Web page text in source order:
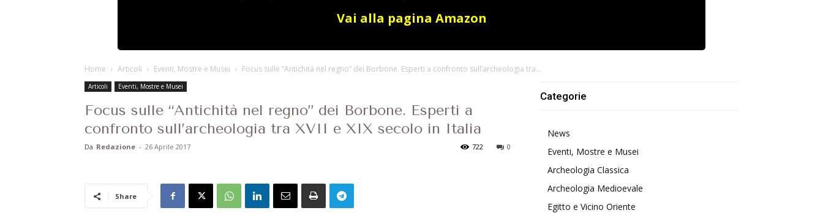
Vai alla pagina Amazon
Home Articoli Eventi, Mostre e Musei Focus sulle “Antichità nel regno” dei Borbone. Esperti a confronto sull’archeologia tra...
Articoli Eventi, Mostre e Musei
Focus sulle “Antichità nel regno” dei Borbone. Esperti a
confronto sull’archeologia tra XVII e XIX secolo in Italia
Da Redazione - 26 Aprile 2017 0
722
Share
Categorie
News
Eventi, Mostre e Musei
Archeologia Classica
Archeologia Medioevale
Egitto e Vicino Oriente